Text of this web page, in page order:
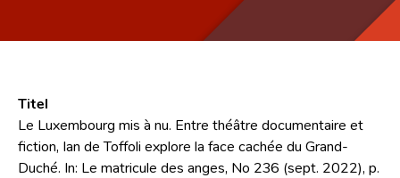
Forschungsgruppe
Titel
Le Luxembourg mis à nu. Entre théâtre documentaire et
fiction, Ian de Toffoli explore la face cachée du Grand-
Duché. In: Le matricule des anges, No 236 (sept. 2022), p.